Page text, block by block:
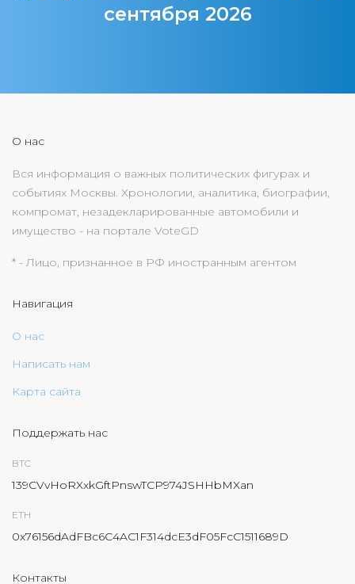
сентября 2026
О нас
Вся информация о важных политических фигурах и
событиях Москвы. Хронологии, аналитика, биографии,
компромат, незадекларированные автомобили и
имущество - на портале VoteGD
* - Лицо, признанное в РФ иностранным агентом
Навигация
О нас
Написать нам
Карта сайта
Поддержать нас
BTC
139CVvHoRXxkGftPnswTCP974JSHHbMXan
ETH
0x76156dAdFBc6C4AC1F314dcE3dF05FcC1511689D
Контакты